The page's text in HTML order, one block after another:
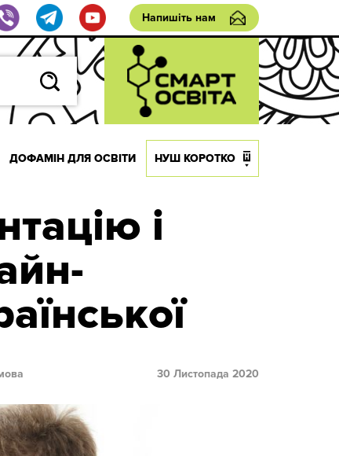
Напишіть нам
ДОФАМІН ДЛЯ ОСВІТИ НУШ КОРОТКО
і
30 Листопада 2020